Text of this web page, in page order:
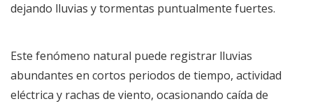
dejando lluvias y tormentas puntualmente fuertes.
Este fenómeno natural puede registrar lluvias
abundantes en cortos periodos de tiempo, actividad
eléctrica y rachas de viento, ocasionando caída de